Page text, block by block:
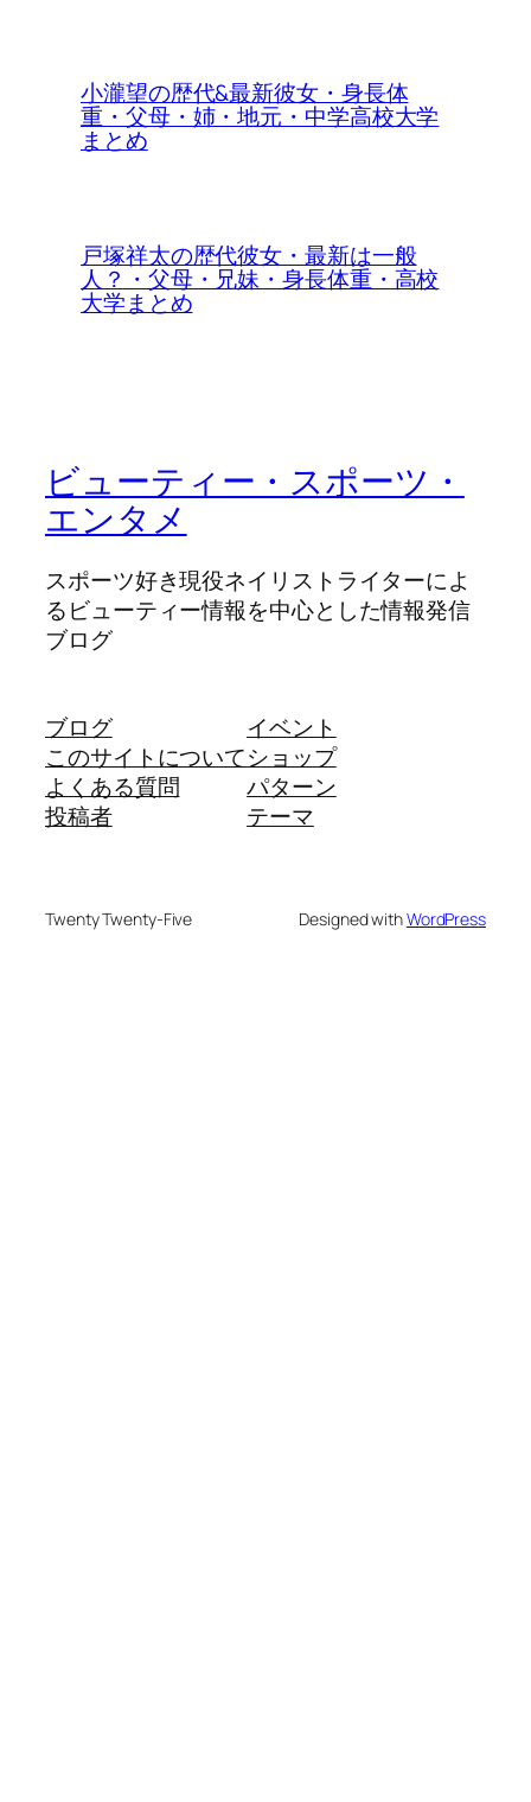
小瀧望の歴代&最新彼女・身長体
重・父母・姉・地元・中学高校大学
まとめ
戸塚祥太の歴代彼女・最新は一般
人？・父母・兄妹・身長体重・高校
大学まとめ
ビューティー・スポーツ・
エンタメ
スポーツ好き現役ネイリストライターによ
るビューティー情報を中心とした情報発信
ブログ
ブログ
このサイトについて
よくある質問
投稿者
イベント
ショップ
パターン
テーマ
Twenty Twenty-Five Designed withWordPress